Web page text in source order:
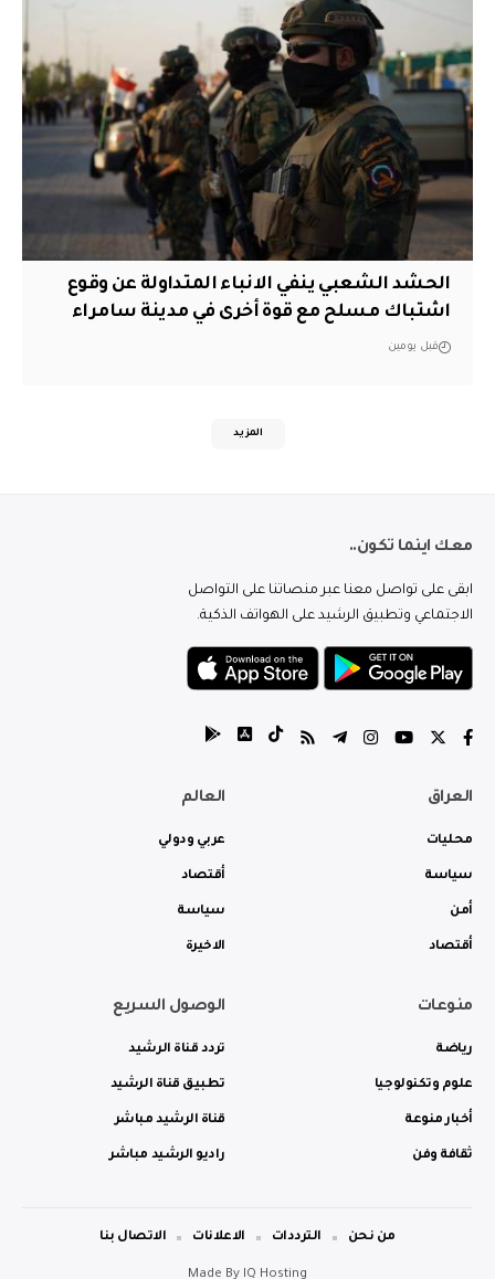
الحشد الشعبي ينفي الانباء المتداولة عن وقوع
اشتباك مسلح مع قوة أخرى في مدينة سامراء
قبل يومين
المزيد
معك اينما تكون..
ابقى على تواصل معنا عبر منصاتنا على التواصل
الاجتماعي وتطبيق الرشيد على الهواتف الذكية.
العراق
محليات
سياسة
أمن
أقتصاد
العالم
عربي ودولي
أقتصاد
سياسة
الاخيرة
منوعات
رياضة
علوم وتكنولوجيا
أخبار منوعة
ثقافة وفن
الوصول السريع
تردد قناة الرشيد
تطبيق قناة الرشيد
قناة الرشيد مباشر
راديو الرشيد مباشر
Made By IQ Hosting
من نحن الترددات الاعلانات الاتصال بنا